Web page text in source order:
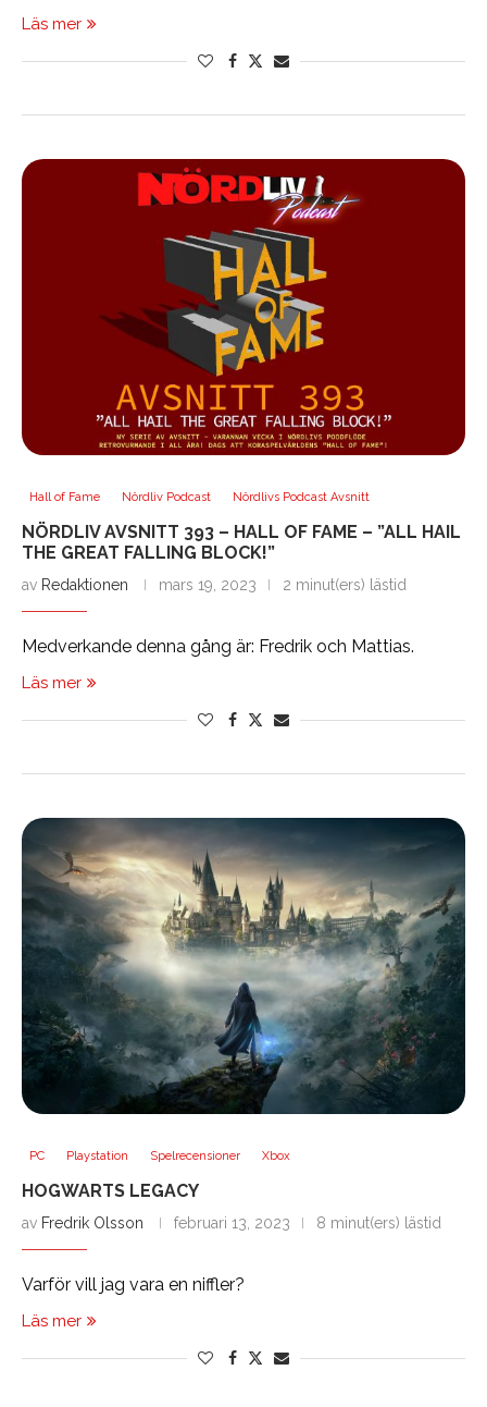
Läs mer
Hall of Fame Nördliv Podcast Nördlivs Podcast Avsnitt
NÖRDLIV AVSNITT 393 – HALL OF FAME – ”ALL HAIL
THE GREAT FALLING BLOCK!”
av Redaktionen mars 19, 2023 2 minut(ers) lästid
Medverkande denna gång är: Fredrik och Mattias.
Läs mer
PC Playstation Spelrecensioner Xbox
HOGWARTS LEGACY
av Fredrik Olsson februari 13, 2023 8 minut(ers) lästid
Varför vill jag vara en niffler?
Läs mer